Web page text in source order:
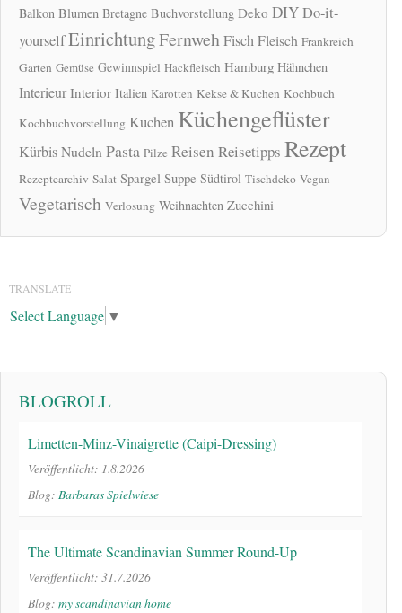
Balkon Blumen Bretagne Buchvorstellung Deko DIYDo-it-
yourselfEinrichtungFernwehFischFleisch Frankreich
Garten Gemüse Gewinnspiel Hackfleisch Hamburg Hähnchen
Interieur Interior Italien Karotten Kekse & Kuchen Kochbuch
Kochbuchvorstellung Kuchen Küchengeflüster
KürbisNudeln Pasta Pilze Reisen Reisetipps Rezept
Rezeptearchiv Salat Spargel Suppe Südtirol Tischdeko Vegan
Vegetarisch Verlosung Weihnachten Zucchini
TRANSLATE
Select Language ▼
BLOGROLL
Limetten-Minz-Vinaigrette (Caipi-Dressing)
Veröffentlicht: 1.8.2026
Blog: Barbaras Spielwiese
The Ultimate Scandinavian Summer Round-Up
Veröffentlicht: 31.7.2026
Blog: my scandinavian home